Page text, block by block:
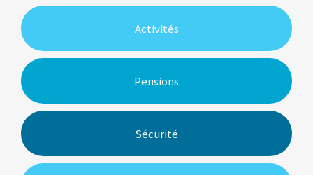
Activités
Pensions
Sécurité